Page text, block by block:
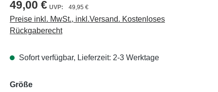
49,00 € 49,95 €
Preise inkl. MwSt., inkl.Versand. Kostenloses
Rückgaberecht
Sofort verfügbar, Lieferzeit: 2-3 Werktage
Größeauswählen